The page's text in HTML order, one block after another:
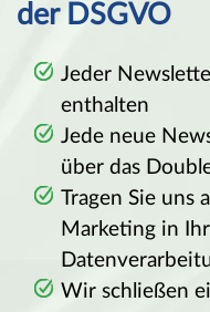
der DSGVO
Jeder
enthalten
Jede neue
über das
Tragen Sie uns
Marketing in Ihr
Wir schließen